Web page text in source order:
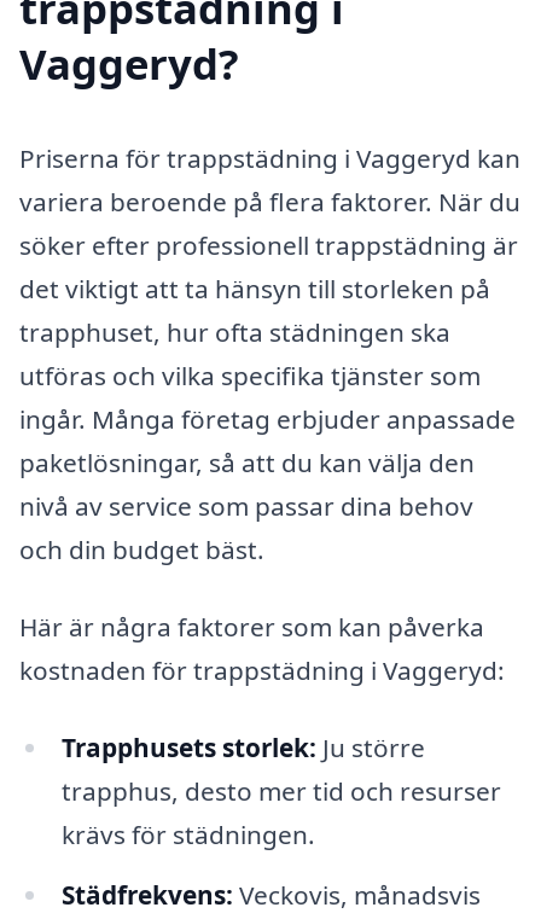
Vaggeryd?
Priserna för trappstädning i Vaggeryd kan
variera beroende på flera faktorer. När du
söker efter professionell trappstädning är
det viktigt att ta hänsyn till storleken på
trapphuset, hur ofta städningen ska
utföras och vilka specifika tjänster som
ingår. Många företag erbjuder anpassade
paketlösningar, så att du kan välja den
nivå av service som passar dina behov
och din budget bäst.
Här är några faktorer som kan påverka
kostnaden för trappstädning i Vaggeryd:
Trapphusets storlek: Ju större
trapphus, desto mer tid och resurser
krävs för städningen.
Städfrekvens: Veckovis, månadsvis